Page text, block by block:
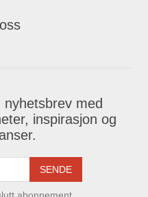
med
inspirasjon og
SENDE